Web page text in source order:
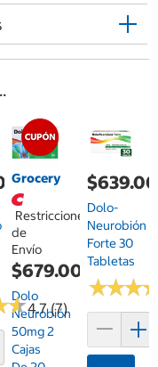
★
★4.7 (7)
Grocery
Restricciones
de
Envío
$679.00
Dolo
Neurobión
50mg 2
Cajas
$639.00
Dolo-
Neurobión
Forte 30
Tabletas
★★★
★★★